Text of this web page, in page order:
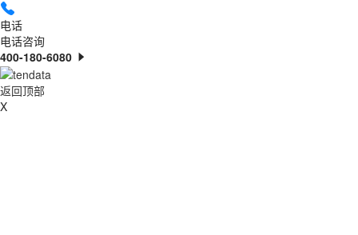
电话
电话咨询
400-180-6080
返回顶部
X